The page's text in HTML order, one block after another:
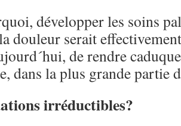
développer les soins
douleur serait
de rendre
dans la plus grande partie
irréductibles?